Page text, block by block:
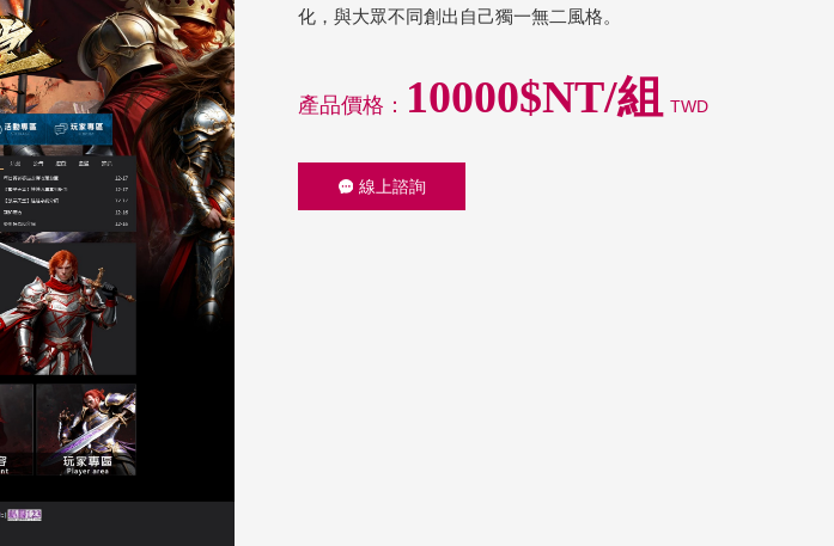
化，與大眾不同創出自己獨一無二風格。
產品價格： 10000$NT/組 TWD
線上諮詢